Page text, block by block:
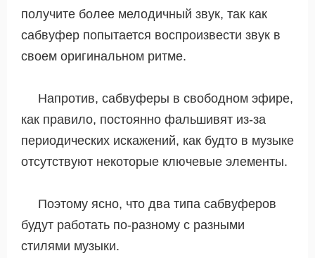
получите более мелодичный звук, так как
сабвуфер попытается воспроизвести звук в
своем оригинальном ритме.
Напротив, сабвуферы в свободном эфире,
как правило, постоянно фальшивят из-за
периодических искажений, как будто в музыке
отсутствуют некоторые ключевые элементы.
Поэтому ясно, что два типа сабвуферов
будут работать по-разному с разными
стилями музыки.